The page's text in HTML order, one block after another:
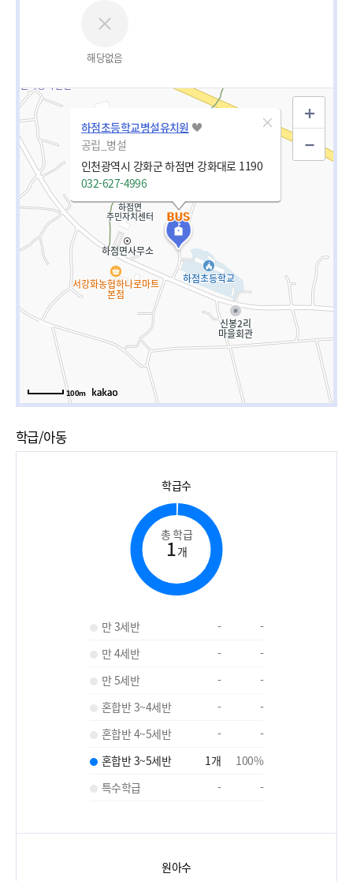
해당없음
하점초등학교병설유치원
공립_병설
인천광역시 강화군 하점면 강화대로 1190
032-627-4996
100m
학급/아동
학급수
총 학급
1개
만 3세반 -
-
만 4세반
-
-
만 5세반
-
-
혼합반 3~4세반
-
-
혼합반 4~5세반
-
-
혼합반 3~5세반
1개 100%
특수학급
- -
원아수